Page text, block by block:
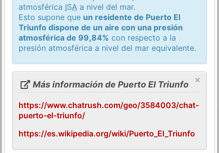
atmosférica ISA a nivel del mar.
Esto supone que un residente de Puerto El
Triunfo dispone de un aire con una presión
atmosférica de 99,84% con respecto a la
presión atmosférica a nivel del mar equivalente.
×
Más información de Puerto El Triunfo
https://www.chatrush.com/geo/3584003/chat-
puerto-el-triunfo/
https://es.wikipedia.org/wiki/Puerto_El_Triunfo